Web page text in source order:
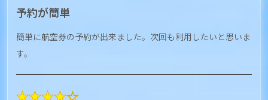
予約が簡単
簡単に航空券の予約が出来ました。次回も利用したいと思いま
す。
★★★★☆